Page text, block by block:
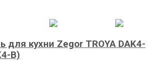
для кухни Zegоr TROYA DAK4-
B)